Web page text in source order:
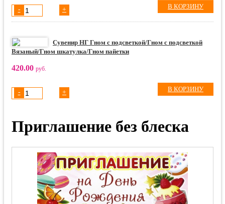
- + В КОРЗИНУ
Сувенир НГ Гном с подсветкой/Гном с подсветкой
Вязаный/Гном шкатулка/Гном пайетки
420.00 руб.
- + В КОРЗИНУ
Приглашение без блеска